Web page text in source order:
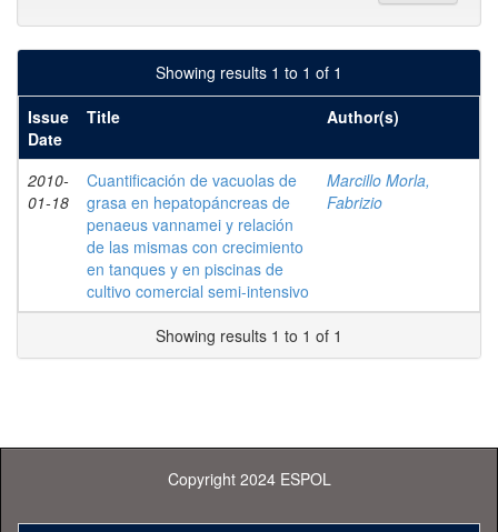
Showing results 1 to 1 of 1
Issue
Date
Title Author(s)
2010-
01-18
Cuantificación de vacuolas de
grasa en hepatopáncreas de
penaeus vannamei y relación
de las mismas con crecimiento
en tanques y en piscinas de
cultivo comercial semi-intensivo
Marcillo Morla,
Fabrizio
Showing results 1 to 1 of 1
Copyright 2024 ESPOL